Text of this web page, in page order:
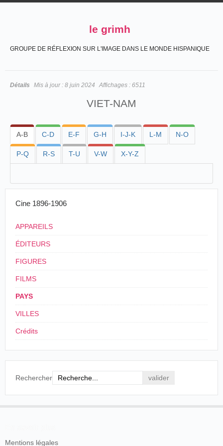
le grimh
GROUPE DE RÉFLEXION SUR L'IMAGE DANS LE MONDE HISPANIQUE
Détails Mis à jour : 8 juin 2024 Affichages : 6511
VIET-NAM
A-B C-D E-F G-H I-J-K L-M N-O
P-Q R-S T-U V-W X-Y-Z
Cine 1896-1906
APPAREILS
ÉDITEURS
FIGURES
FILMS
PAYS
VILLES
Crédits
Rechercher
Mentions légales